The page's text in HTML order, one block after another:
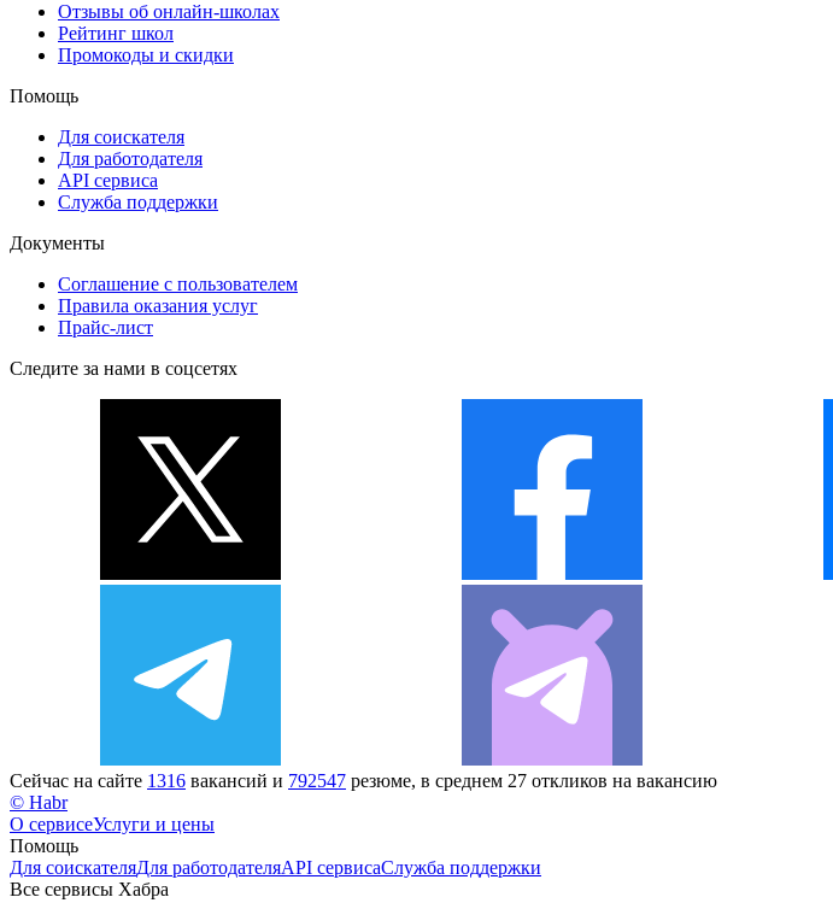
Отзывы об онлайн-школах
Рейтинг школ
Промокоды и скидки
Помощь
Для соискателя
Для работодателя
API сервиса
Служба поддержки
Документы
Соглашение с пользователем
Правила оказания услуг
Прайс-лист
Следите за нами в соцсетях
Сейчас на сайте 1316 вакансий и 792547 резюме, в среднем 27 откликов на вакансию
© Habr
О сервисеУслуги и цены
Помощь
Для соискателяДля работодателяAPI сервисаСлужба поддержки
Все сервисы Хабра